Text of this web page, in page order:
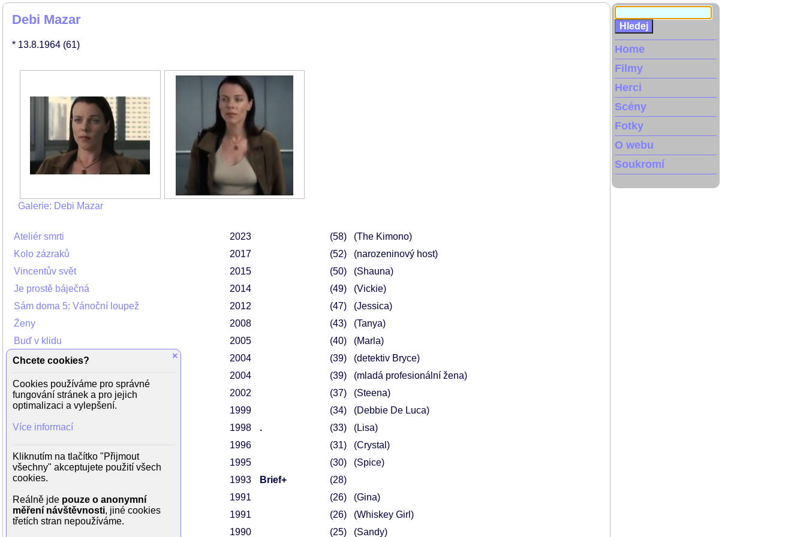
Debi Mazar
* 13.8.1964 (61)
Galerie: Debi Mazar
Ateliér smrti 2023 58
(The Kimono)
Kolo zázraků
2017 52
(narozeninový host)
Vincentův svět
2015 50
(Shauna)
Je prostě báječná
2014 49
(Vickie)
Sám doma 5: Vánoční loupež
2012 47
(Jessica)
Ženy
2008 43
(Tanya)
Buď v klidu
2005 40
(Marla)
Alibi
2004 39
(detektiv Bryce)
2004 39
(mladá profesionální žena)
Tuxedo
2002 37
(Steena)
Insider: Muž, který věděl příliš mnoho
1999 34
(Debbie De Luca)
Krevní pouto
1998 . 33
(Lisa)
1996 31
(Crystal)
Batman navždy
1995 30
(Spice)
Money For Nothing
1993 Brief+
28
Človíček Tate
1991 26
(Gina)
The Doors
1991 26
(Whiskey Girl)
1990 25 (Sandy)
Home
Filmy
Herci
Scény
Fotky
O webu
Soukromí
×
Chcete cookies?
Cookies používáme pro správné
fungování stránek a pro jejich
optimalizaci a vylepšení.
Více informací
Kliknutím na tlačítko "Přijmout
všechny" akceptujete použití všech
cookies.
Reálně jde pouze o anonymní
měření návštěvnosti, jiné cookies
třetích stran nepoužíváme.